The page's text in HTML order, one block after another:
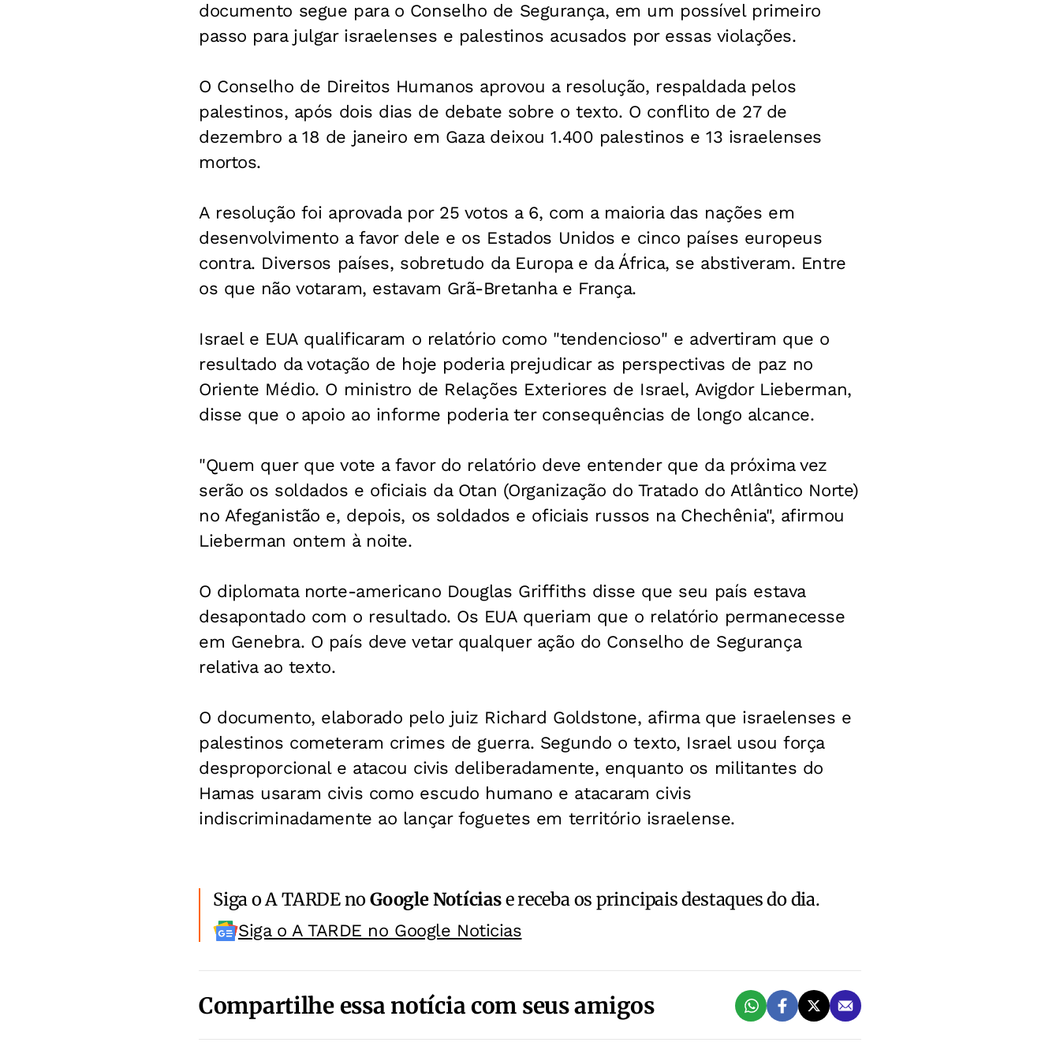
documento segue para o Conselho de Segurança, em um possível primeiro
passo para julgar israelenses e palestinos acusados por essas violações.
O Conselho de Direitos Humanos aprovou a resolução, respaldada pelos
palestinos, após dois dias de debate sobre o texto. O conflito de 27 de
dezembro a 18 de janeiro em Gaza deixou 1.400 palestinos e 13 israelenses
mortos.
A resolução foi aprovada por 25 votos a 6, com a maioria das nações em
desenvolvimento a favor dele e os Estados Unidos e cinco países europeus
contra. Diversos países, sobretudo da Europa e da África, se abstiveram. Entre
os que não votaram, estavam Grã-Bretanha e França.
Israel e EUA qualificaram o relatório como "tendencioso" e advertiram que o
resultado da votação de hoje poderia prejudicar as perspectivas de paz no
Oriente Médio. O ministro de Relações Exteriores de Israel, Avigdor Lieberman,
disse que o apoio ao informe poderia ter consequências de longo alcance.
"Quem quer que vote a favor do relatório deve entender que da próxima vez
serão os soldados e oficiais da Otan (Organização do Tratado do Atlântico Norte)
no Afeganistão e, depois, os soldados e oficiais russos na Chechênia", afirmou
Lieberman ontem à noite.
O diplomata norte-americano Douglas Griffiths disse que seu país estava
desapontado com o resultado. Os EUA queriam que o relatório permanecesse
em Genebra. O país deve vetar qualquer ação do Conselho de Segurança
relativa ao texto.
O documento, elaborado pelo juiz Richard Goldstone, afirma que israelenses e
palestinos cometeram crimes de guerra. Segundo o texto, Israel usou força
desproporcional e atacou civis deliberadamente, enquanto os militantes do
Hamas usaram civis como escudo humano e atacaram civis
indiscriminadamente ao lançar foguetes em território israelense.
Siga o A TARDE noGoogle Notíciase receba os principais destaques do dia.
Siga o A TARDE no Google Noticias
Compartilhe essa notícia com seus amigos